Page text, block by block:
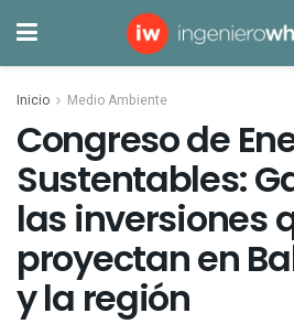
Inicio Medio Ambiente
Congreso de
Sustentables:
las inversiones
proyectan en
y la región